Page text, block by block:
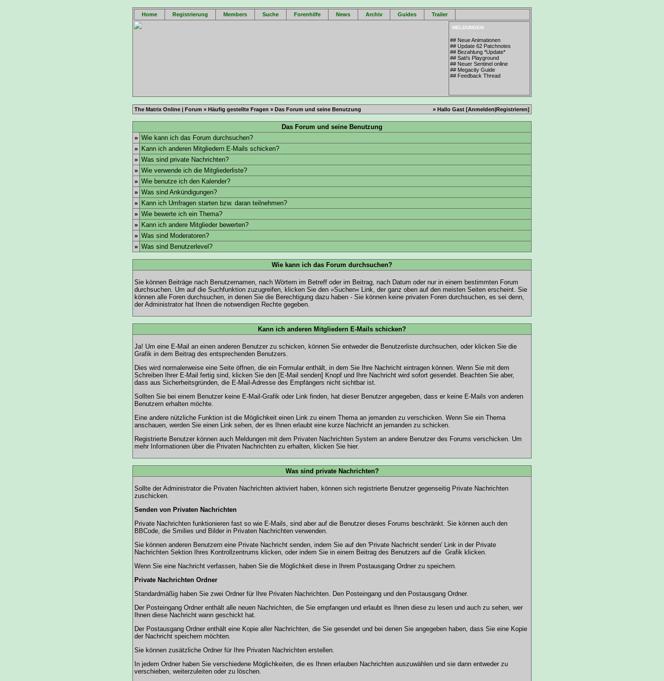
Home Registrierung Members Suche Forenhilfe News Archiv Guides Trailer
MELDUNGEN
## Neue Animationen
## Update 62 Patchnotes
## Bezahlung *Update*
## Sati's Playground
## Neuer Sentinel online
## Megacity Guide
## Feedback Thread
The Matrix Online | Forum » Häufig gestellte Fragen » Das Forum und seine Benutzung » Hallo Gast [Anmelden|Registrieren]
Das Forum und seine Benutzung
» Wie kann ich das Forum durchsuchen?
» Kann ich anderen Mitgliedern E-Mails schicken?
» Was sind private Nachrichten?
» Wie verwende ich die Mitgliederliste?
» Wie benutze ich den Kalender?
» Was sind Ankündigungen?
» Kann ich Umfragen starten bzw. daran teilnehmen?
» Wie bewerte ich ein Thema?
» Kann ich andere Mitglieder bewerten?
» Was sind Moderatoren?
» Was sind Benutzerlevel?
Wie kann ich das Forum durchsuchen?
Sie können Beiträge nach Benutzernamen, nach Wörtern im Betreff oder im Beitrag, nach Datum oder nur in einem bestimmten Forum
durchsuchen. Um auf die Suchfunktion zuzugreifen, klicken Sie den »Suchen« Link, der ganz oben auf den meisten Seiten erscheint. Sie
können alle Foren durchsuchen, in denen Sie die Berechtigung dazu haben - Sie können keine privaten Foren durchsuchen, es sei denn,
der Administrator hat Ihnen die notwendigen Rechte gegeben.
Kann ich anderen Mitgliedern E-Mails schicken?
Ja! Um eine E-Mail an einen anderen Benutzer zu schicken, können Sie entweder die Benutzerliste durchsuchen, oder klicken Sie die
Grafik in dem Beitrag des entsprechenden Benutzers.
Dies wird normalerweise eine Seite öffnen, die ein Formular enthält, in dem Sie Ihre Nachricht eintragen können. Wenn Sie mit dem
Schreiben Ihrer E-Mail fertig sind, klicken Sie den [E-Mail senden] Knopf und Ihre Nachricht wird sofort gesendet. Beachten Sie aber,
dass aus Sicherheitsgründen, die E-Mail-Adresse des Empfängers nicht sichtbar ist.
Sollten Sie bei einem Benutzer keine E-Mail-Grafik oder Link finden, hat dieser Benutzer angegeben, dass er keine E-Mails von anderen
Benutzern erhalten möchte.
Eine andere nützliche Funktion ist die Möglichkeit einen Link zu einem Thema an jemanden zu verschicken. Wenn Sie ein Thema
anschauen, werden Sie einen Link sehen, der es Ihnen erlaubt eine kurze Nachricht an jemanden zu schicken.
Registrierte Benutzer können auch Meldungen mit dem Privaten Nachrichten System an andere Benutzer des Forums verschicken. Um
mehr Informationen über die Privaten Nachrichten zu erhalten, klicken Sie hier.
Was sind private Nachrichten?
Sollte der Administrator die Privaten Nachrichten aktiviert haben, können sich registrierte Benutzer gegenseitig Private Nachrichten
zuschicken.
Senden von Privaten Nachrichten
Private Nachrichten funktionieren fast so wie E-Mails, sind aber auf die Benutzer dieses Forums beschränkt. Sie können auch den
BBCode, die Smilies und Bilder in Privaten Nachrichten verwenden.
Sie können anderen Benutzern eine Private Nachricht senden, indem Sie auf den 'Private Nachricht senden' Link in der Private
Nachrichten Sektion Ihres Kontrollzentrums klicken, oder indem Sie in einem Beitrag des Benutzers auf die Grafik klicken.
Wenn Sie eine Nachricht verfassen, haben Sie die Möglichkeit diese in Ihrem Postausgang Ordner zu speichern.
Private Nachrichten Ordner
Standardmäßig haben Sie zwei Ordner für Ihre Privaten Nachrichten. Den Posteingang und den Postausgang Ordner.
Der Posteingang Ordner enthält alle neuen Nachrichten, die Sie empfangen und erlaubt es Ihnen diese zu lesen und auch zu sehen, wer
Ihnen diese Nachricht wann geschickt hat.
Der Postausgang Ordner enthält eine Kopie aller Nachrichten, die Sie gesendet und bei denen Sie angegeben haben, dass Sie eine Kopie
der Nachricht speichern möchten.
Sie können zusätzliche Ordner für Ihre Privaten Nachrichten erstellen.
In jedem Ordner haben Sie verschiedene Möglichkeiten, die es Ihnen erlauben Nachrichten auszuwählen und sie dann entweder zu
verschieben, weiterzuleiten oder zu löschen.